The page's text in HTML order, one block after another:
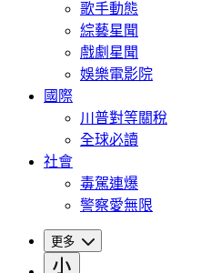
歌手動態
綜藝星聞
戲劇星聞
娛樂電影院
國際
川普對等關稅
全球必讀
社會
毒駕連爆
警察愛無限
更多